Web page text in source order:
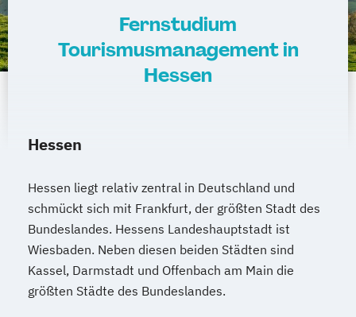
Fernstudium
Tourismusmanagement in
Hessen
Hessen
Hessen liegt relativ zentral in Deutschland und
schmückt sich mit Frankfurt, der größten Stadt des
Bundeslandes. Hessens Landeshauptstadt ist
Wiesbaden. Neben diesen beiden Städten sind
Kassel, Darmstadt und Offenbach am Main die
größten Städte des Bundeslandes.